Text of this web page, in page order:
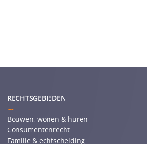
RECHTSGEBIEDEN
Bouwen, wonen & huren
Consumentenrecht
Familie & echtscheiding